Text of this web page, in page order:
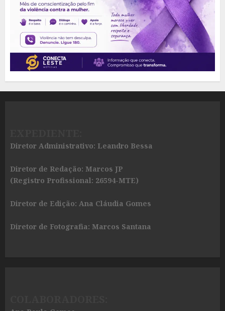
Diretor Administrativo: Leandro Bessa
Diretor de Redação: Marcos JP
(Registro Profissional: 26594-MTE)
Diretor de Edição: Ana Cláudia Gomes
Diretor de Fotografia: Marcos Santana